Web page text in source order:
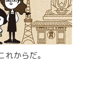
からだ。